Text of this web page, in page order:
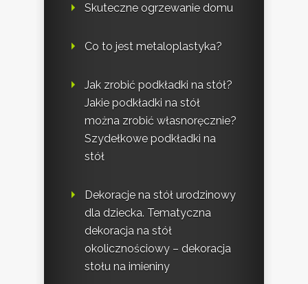
Skuteczne ogrzewanie domu
Co to jest metaloplastyka?
Jak zrobić podkładki na stół?
Jakie podkładki na stół
można zrobić własnoręcznie?
Szydełkowe podkładki na
stół
Dekoracje na stół urodzinowy
dla dziecka. Tematyczna
dekoracja na stół
okolicznościowy – dekoracja
stołu na imieniny